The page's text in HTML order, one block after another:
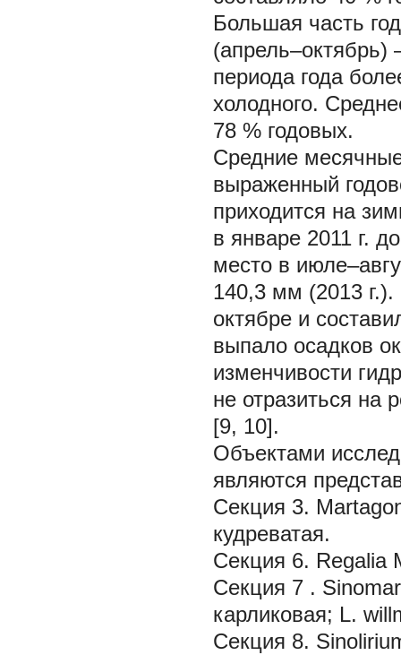
Большая часть
(апрель–октябрь)
периода года
холодного.
78 % годовых.
Средние
выраженный
приходится на
в январе 2011 г.
место в
140,3 мм (2013
октябре и
выпало осадков
изменчивости
не отразиться на
[9, 10].
Объектами
являются
Секция 3.
кудреватая.
Секция 6. Regalia
Секция 7 .
карликовая; L.
Секция 8.